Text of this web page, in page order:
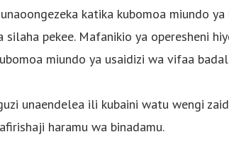
katika kubomoa miundo
silaha pekee. Mafanikio ya operesheni
miundo ya usaidizi wa vifaa
unaendelea ili kubaini watu wengi
haramu wa binadamu.